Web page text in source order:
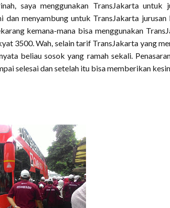
saya menggunakan TransJakarta untuk
menyambung untuk TransJakarta jurusan
kemana-mana bisa menggunakan
3500. Wah, selain tarif TransJakarta yang
beliau sosok yang ramah sekali.
selesai dan setelah itu bisa memberikan